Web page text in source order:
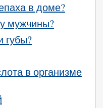
в доме?
мужчины?
губы?
в организме